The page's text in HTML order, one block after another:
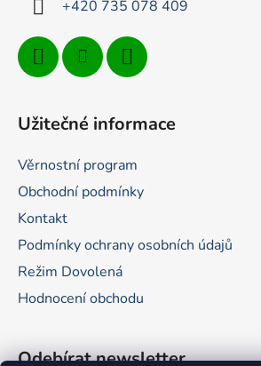
+420 735 078 409
Užitečné informace
Věrnostní program
Obchodní podmínky
Kontakt
Podmínky ochrany osobních údajů
Režim Dovolená
Hodnocení obchodu
Odebírat newsletter